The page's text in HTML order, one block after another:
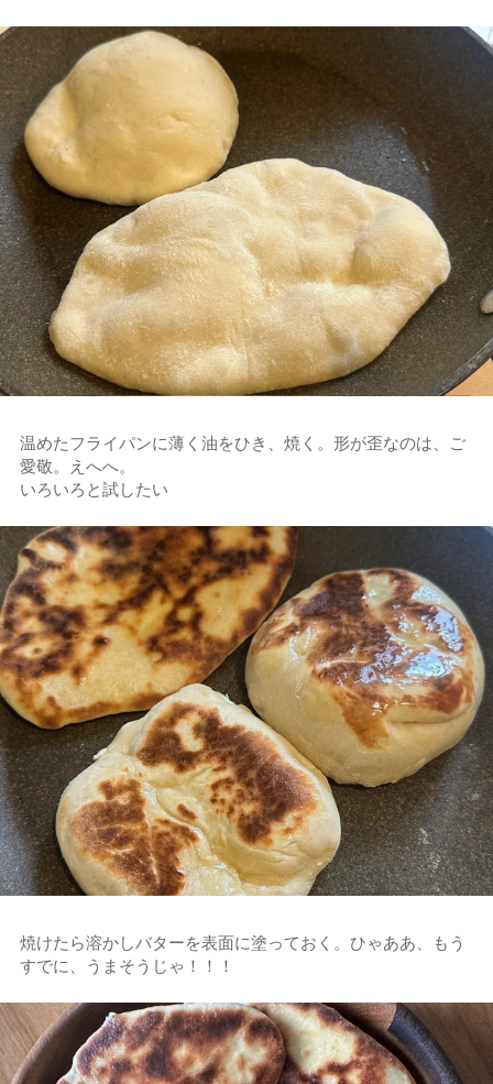
温めたフライパンに薄く油をひき、焼く。形が歪なのは、ご
愛敬。えへへ。
いろいろと試したい
焼けたら溶かしバターを表面に塗っておく。ひゃああ、もう
すでに、うまそうじゃ！！！